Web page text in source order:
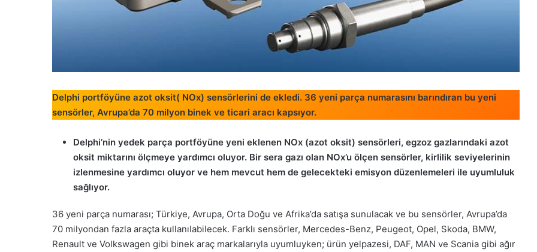
Delphi portföyüne azot oksit( NOx) sensörlerini de ekledi. 36 yeni parça numarasını barındıran bu yeni
sensörler, Avrupa’da 70 milyon binek ve ticari aracı kapsıyor.
Delphi’nin yedek parça portföyüne yeni eklenen NOx (azot oksit) sensörleri, egzoz gazlarındaki azot
oksit miktarını ölçmeye yardımcı oluyor. Bir sera gazı olan NOx’u ölçen sensörler, kirlilik seviyelerinin
izlenmesine yardımcı oluyor ve hem mevcut hem de gelecekteki emisyon düzenlemeleri ile uyumluluk
sağlıyor.
36 yeni parça numarası; Türkiye, Avrupa, Orta Doğu ve Afrika’da satışa sunulacak ve bu sensörler, Avrupa’da
70 milyondan fazla araçta kullanılabilecek. Farklı sensörler, Mercedes-Benz, Peugeot, Opel, Skoda, BMW,
Renault ve Volkswagen gibi binek araç markalarıyla uyumluyken; ürün yelpazesi, DAF, MAN ve Scania gibi ağır